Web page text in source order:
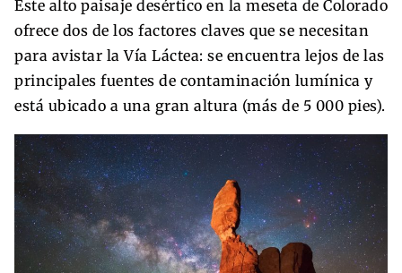
Este alto paisaje desértico en la meseta de Colorado
ofrece dos de los factores claves que se necesitan
para avistar la Vía Láctea: se encuentra lejos de las
principales fuentes de contaminación lumínica y
está ubicado a una gran altura (más de 5 000 pies).